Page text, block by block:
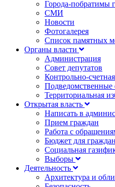
Города-побратимы
СМИ
Новости
Фотогалерея
Список памятных
Органы власти
Администрация
Совет депутатов
Контрольно-
Подведомственные
Территориальная
Открытая власть
Написать в
Прием граждан
Работа с
Бюджет для граждан
Социальная
Выборы
Деятельность
Архитектура и